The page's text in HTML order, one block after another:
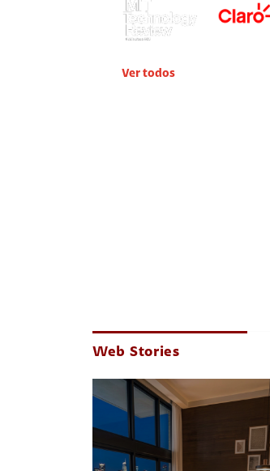
Ver todos
Web Stories